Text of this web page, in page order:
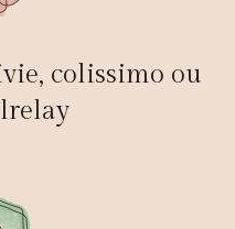
colissimo ou